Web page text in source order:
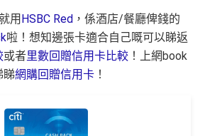
用 HSBC Red ，係酒店/餐廳俾錢的
啦！想知邊張卡適合自己嘅可以睇返
或者里數回贈信用卡比較 ！上網book
睇網購回贈信用卡 ！